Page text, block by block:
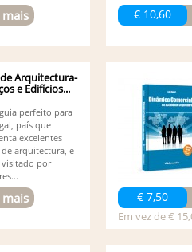
€ 10,60
Arquitectura-
e Edifícios...
perfeito para
país que
excelentes
arquitectura, e
visitado por
€ 7,50
Em vez de €